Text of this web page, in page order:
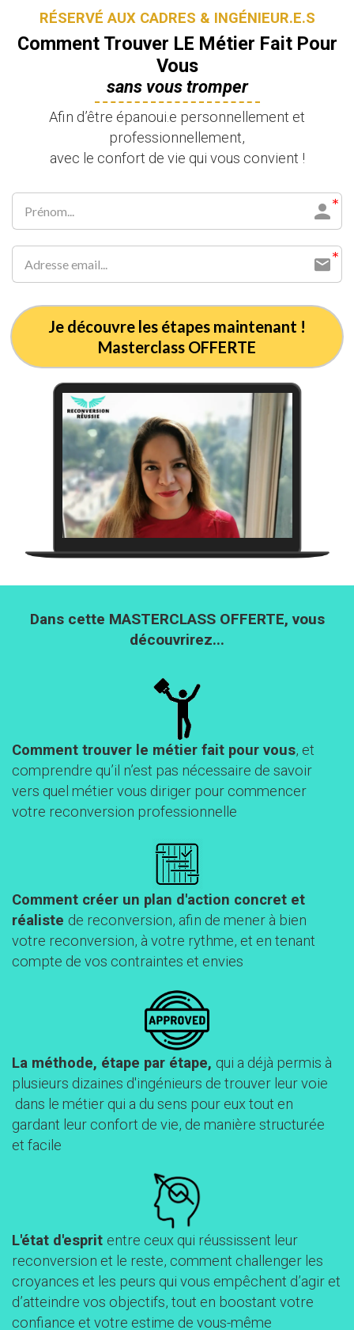
RÉSERVÉ AUX CADRES & INGÉNIEUR.E.S
Comment Trouver LE Métier Fait Pour
Vous
sans vous tromper
Afin d’être épanoui.e personnellement et
professionnellement,
avec le confort de vie qui vous convient !
Je découvre les étapes maintenant !
Masterclass OFFERTE
Dans cette MASTERCLASS OFFERTE, vous
découvrirez...
Comment trouver le métier fait pour vous, et
comprendre qu’il n’est pas nécessaire de savoir
vers quel métier vous diriger pour commencer
votre reconversion professionnelle
Comment créer un plan d'action concret et
réaliste de reconversion, afin de mener à bien
votre reconversion, à votre rythme, et en tenant
compte de vos contraintes et envies
La méthode, étape par étape, qui a déjà permis à
plusieurs dizaines d'ingénieurs de trouver leur voie
dans le métier qui a du sens pour eux tout en
gardant leur confort de vie, de manière structurée
et facile
L'état d'esprit entre ceux qui réussissent leur
reconversion et le reste, comment challenger les
croyances et les peurs qui vous empêchent d’agir et
d’atteindre vos objectifs, tout en boostant votre
confiance et votre estime de vous-même